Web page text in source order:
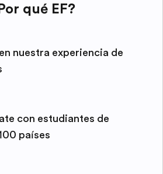
qué EF?
nuestra experiencia de
con estudiantes de
países